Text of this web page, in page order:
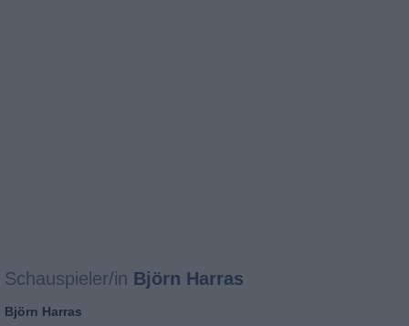
Schauspieler/in Björn Harras
Björn Harras